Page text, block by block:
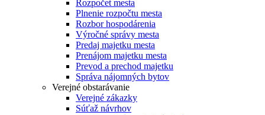
Rozpočet mesta
Plnenie rozpočtu mesta
Rozbor hospodárenia
Výročné správy mesta
Predaj majetku mesta
Prenájom majetku mesta
Prevod a prechod majetku
Správa nájomných bytov
Verejné obstarávanie
Verejné zákazky
Súťaž návrhov